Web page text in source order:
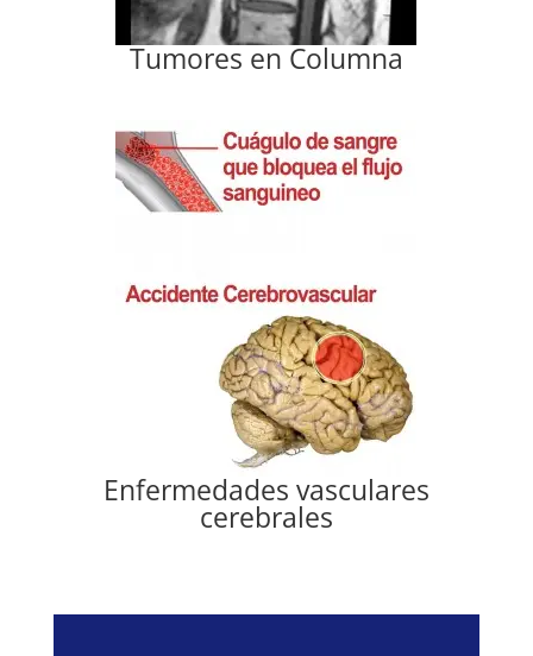
Tumores en Columna
Enfermedades vasculares
cerebrales